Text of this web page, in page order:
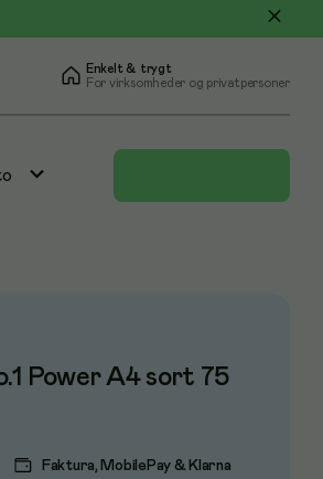
Enkelt & trygt
For virksomheder og privatpersoner
Power A4 sort 75
Faktura, MobilePay & Klarna